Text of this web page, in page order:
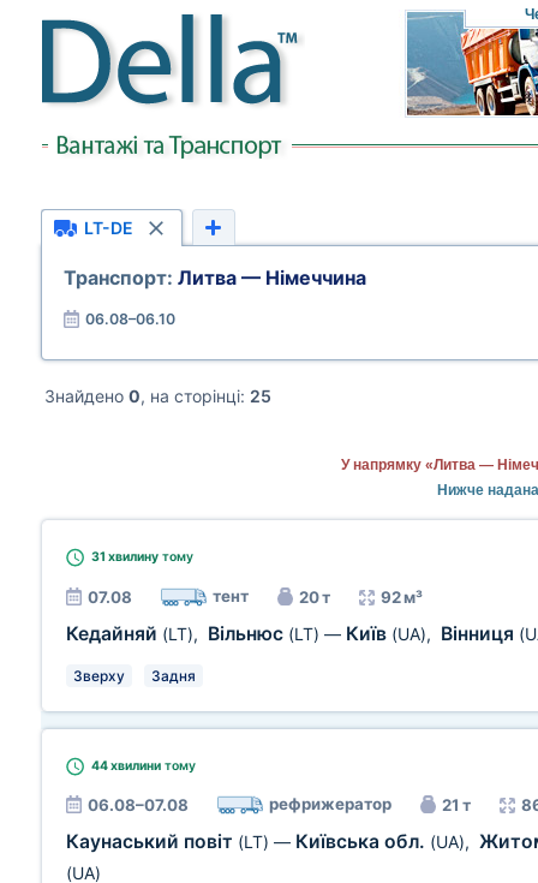
LT-DE
Транспорт: Литва — Німеччина
06.08–06.10
Знайдено 0, на сторінці: 25
У напрямку «Литва —
Нижче
31 хвилину тому
07.08 тент 20 т 92 м³
Кедайняй (LT), Вільнюс (LT) — Київ (UA), Вінниця
Зверху Задня
44 хвилини тому
06.08–07.08 рефрижератор 21 т
Каунаський повіт (LT) — Київська обл. (UA),
(UA)